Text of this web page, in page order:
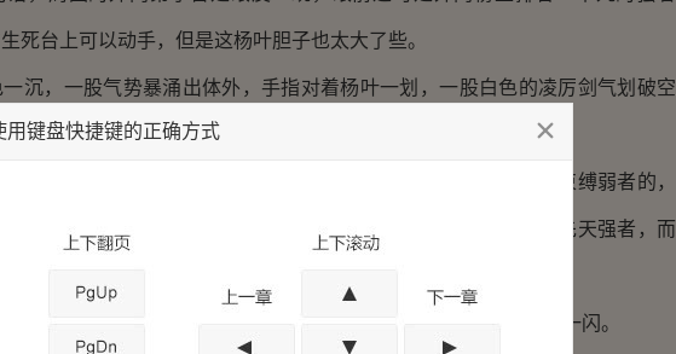
死台上可以动手，但是这杨叶胆子也太大了些。
，一股气势暴涌出体外，手指对着杨叶一划，一股白色的凌厉剑气划破空
风声响朝着杨叶激射了过去。
生死台上外，其它地方不能对宗门弟子出手，但是规则都是束缚弱者的，
场杀了杨叶，宗门也不会把他怎么样的。毕竟，他可是已经是先天强者，而
快，旁边的外门弟子几乎是看到不到那缕剑气，只是见到白光一闪。
用键盘快捷键的正确方式